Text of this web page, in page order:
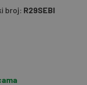
broj: R29SEBI